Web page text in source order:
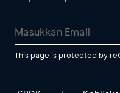
This page is protected by